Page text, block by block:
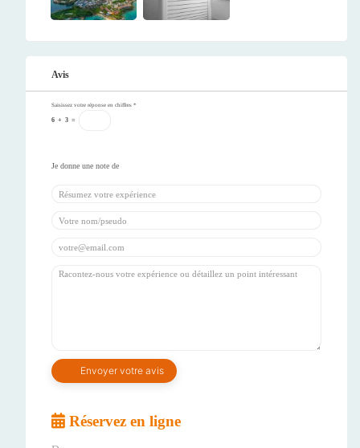
Avis
Saisissez votre réponse en chiffres *
6 + 3 =
Réservez en ligne